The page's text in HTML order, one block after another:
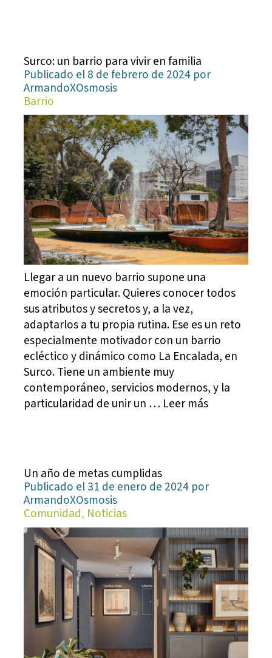
Surco: un barrio para vivir en familia
Publicado el 8 de febrero de 2024 por
ArmandoXOsmosis
Barrio
Llegar a un nuevo barrio supone una
emoción particular. Quieres conocer todos
sus atributos y secretos y, a la vez,
adaptarlos a tu propia rutina. Ese es un reto
especialmente motivador con un barrio
ecléctico y dinámico como La Encalada, en
Surco. Tiene un ambiente muy
contemporáneo, servicios modernos, y la
particularidad de unir un … Leer más
Un año de metas cumplidas
Publicado el 31 de enero de 2024 por
ArmandoXOsmosis
Comunidad, Noticias